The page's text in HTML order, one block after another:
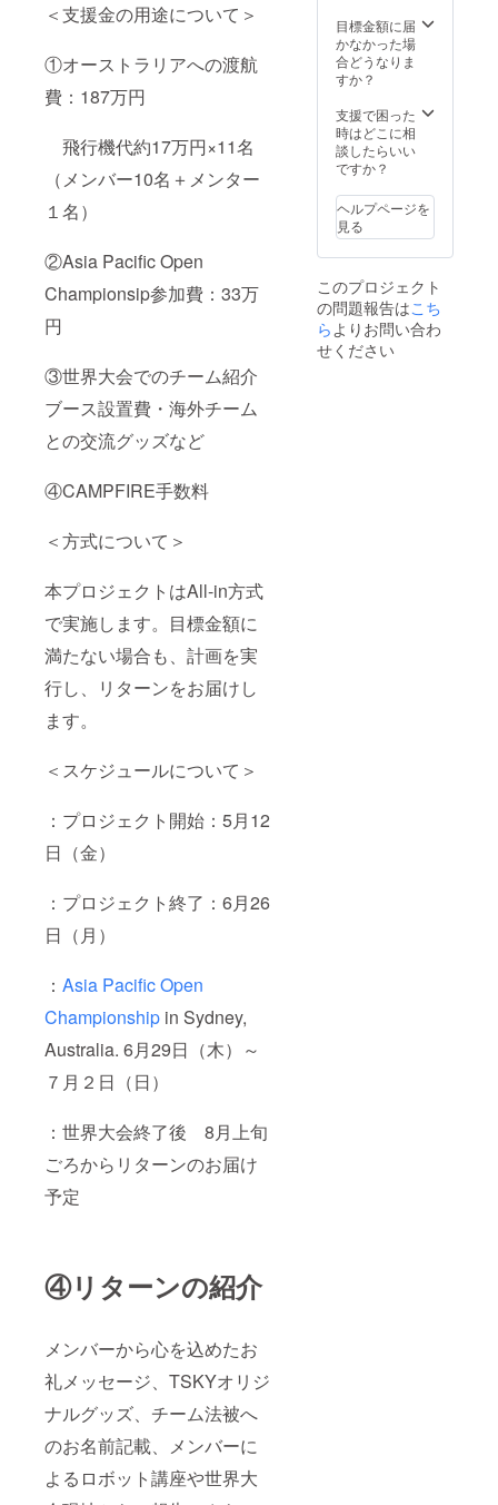
＜支援金の用途について＞
①オーストラリアへの渡航
費：187万円
飛行機代約17万円×11名
（メンバー10名＋メンター
１名）
②Asia Pacific Open
Championsip参加費：33万
円
③世界大会でのチーム紹介
ブース設置費・海外チーム
との交流グッズなど
④CAMPFIRE手数料
＜方式について＞
本プロジェクトはAll-in方式
で実施します。目標金額に
満たない場合も、計画を実
行し、リターンをお届けし
ます。
＜スケジュールについて＞
：プロジェクト開始：5月12
日（金）
：プロジェクト終了：6月26
日（月）
： Asia Pacific Open
Championship in Sydney,
Australia. 6月29日（木）～
７月２日（日）
：世界大会終了後 8月上旬
ごろからリターンのお届け
予定
④リターンの紹介
メンバーから心を込めたお
礼メッセージ、TSKYオリジ
ナルグッズ、チーム法被へ
のお名前記載、メンバーに
よるロボット講座や世界大
オンラ
インで
の開催
となり
す） ・
TSKY法
被への
お名前
枠正面
エリア
（大）)
・TSKY
バーに
よるロ
ボット
教室 ※
け・子
供向け
どちら
かお選
びくだ
目標金額に届
かなかった場
合どうなりま
すか？
支援で困った
時はどこに相
談したらいい
ですか？
ヘルプページを
見る
このプロジェクト
の問題報告はこち
ら よりお問い合わ
せください